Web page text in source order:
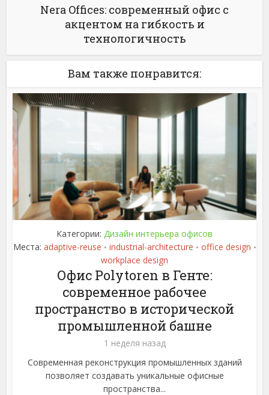
Nera Offices: современный офис с
акцентом на гибкость и
технологичность
Вам также понравится:
Категории: Дизайн интерьера офисов
Места: adaptive-reuse • industrial-architecture • office design •
workplace design
Офис Polytoren в Генте:
современное рабочее
пространство в исторической
промышленной башне
1 неделя назад
Современная реконструкция промышленных зданий
позволяет создавать уникальные офисные
пространства...